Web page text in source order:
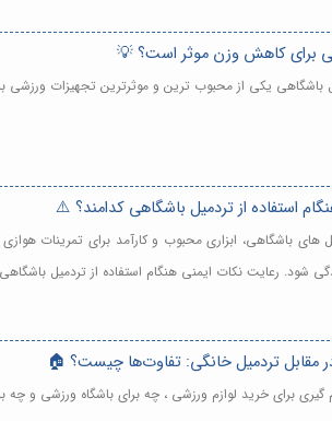
برای کاهش وزن موثر است؟ 💡
باشگاهی یکی از محبوب ترین و موثرترین تجهیزات
استفاده از تردمیل باشگاهی کدامند؟ ⚠️
های باشگاهی، ابزاری محبوب و کارآمد برای تمرینات
شود. رعایت نکات ایمنی هنگام استفاده از تردمیل
مقابل تردمیل خانگی: تفاوت‌ها چیست؟ 🏠
گیری برای خرید لوازم ورزشی ، چه برای باشگاه ورزشی و